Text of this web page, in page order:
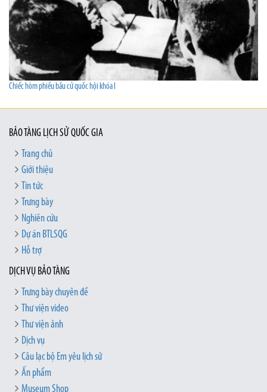
Chiếc hòm phiếu bầu cử quốc hội khóa I
BẢO TÀNG LỊCH SỬ QUỐC GIA
Trang chủ
Giới thiệu
Tin tức
Trưng bày
Nghiên cứu
Dự án BTLSQG
Hỗ trợ
DỊCH VỤ BẢO TÀNG
Trưng bày chuyên đề
Thư viện video
Thư viện ảnh
Dịch vụ
Câu lạc bộ Em yêu lịch sử
Ấn phẩm
Museum Shop